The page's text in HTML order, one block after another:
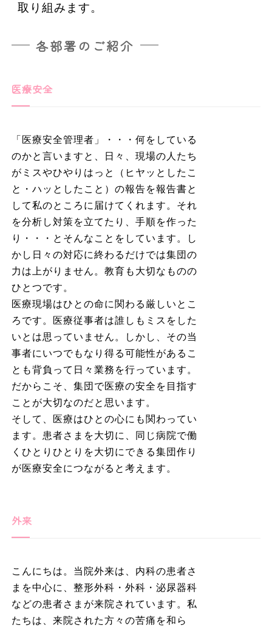
取り組みます。
各部署のご紹介
医療安全
「医療安全管理者」・・・何をしている
のかと言いますと、日々、現場の人たち
がミスやひやりはっと（ヒヤッとしたこ
と・ハッとしたこと）の報告を報告書と
して私のところに届けてくれます。それ
を分析し対策を立てたり、手順を作った
り・・・とそんなことをしています。し
かし日々の対応に終わるだけでは集団の
力は上がりません。教育も大切なものの
ひとつです。
医療現場はひとの命に関わる厳しいとこ
ろです。医療従事者は誰しもミスをした
いとは思っていません。しかし、その当
事者にいつでもなり得る可能性があるこ
とも背負って日々業務を行っています。
だからこそ、集団で医療の安全を目指す
ことが大切なのだと思います。
そして、医療はひとの心にも関わってい
ます。患者さまを大切に、同じ病院で働
くひとりひとりを大切にできる集団作り
が医療安全につながると考えます。
外来
こんにちは。当院外来は、内科の患者さ
まを中心に、整形外科・外科・泌尿器科
などの患者さまが来院されています。私
たちは、来院された方々の苦痛を和ら